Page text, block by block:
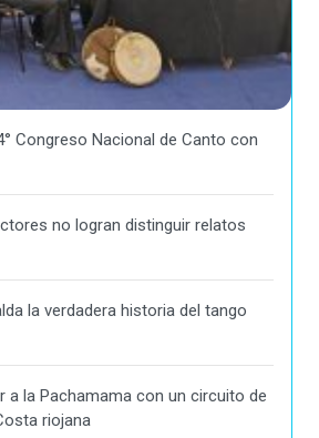
Congreso Nacional de Canto con
no logran distinguir relatos
la verdadera historia del tango
a la Pachamama con un circuito de
riojana